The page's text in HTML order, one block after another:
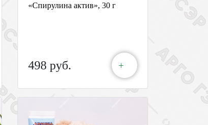
«Спирулина актив», 30 г
498 руб. +